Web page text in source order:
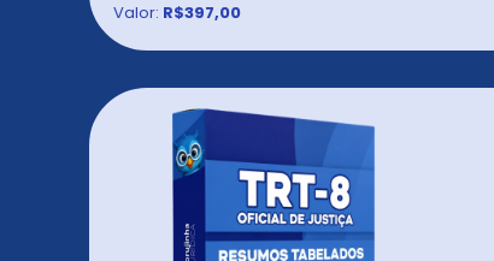
Valor: R$397,00